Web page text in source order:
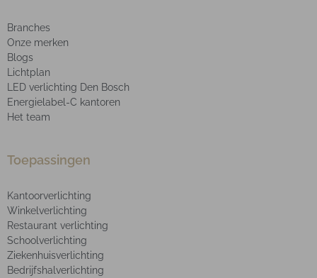
Branches
Onze merken
Blogs
Lichtplan
LED verlichting Den Bosch
Energielabel-C kantoren
Het team
Toepassingen
Kantoorverlichting
Winkelverlichting
Restaurant verlichting
Schoolverlichting
Ziekenhuisverlichting
Bedrijfshalverlichting